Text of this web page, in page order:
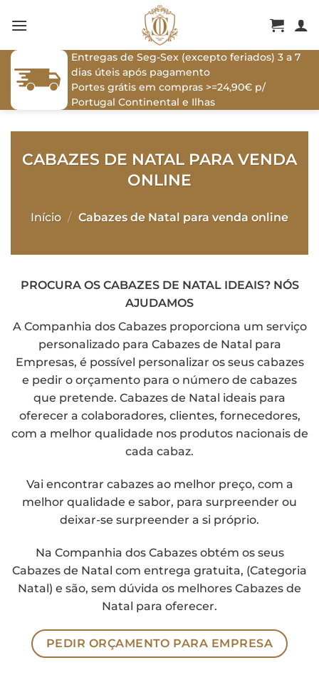
Entregas de Seg-Sex (excepto feriados) 3 a 7
dias úteis após pagamento
Portes grátis em compras >=24,90€ p/
Portugal Continental e Ilhas
CABAZES DE NATAL PARA VENDA
ONLINE
Início / Cabazes de Natal para venda online
PROCURA OS CABAZES DE NATAL IDEAIS? NÓS
AJUDAMOS
A Companhia dos Cabazes proporciona um serviço
personalizado para Cabazes de Natal para
Empresas, é possível personalizar os seus cabazes
e pedir o orçamento para o número de cabazes
que pretende. Cabazes de Natal ideais para
oferecer a colaboradores, clientes, fornecedores,
com a melhor qualidade nos produtos nacionais de
cada cabaz.
Vai encontrar cabazes ao melhor preço, com a
melhor qualidade e sabor, para surpreender ou
deixar-se surpreender a si próprio.
Na Companhia dos Cabazes obtém os seus
Cabazes de Natal com entrega gratuita, (Categoria
Natal) e são, sem dúvida os melhores Cabazes de
Natal para oferecer.
PEDIR ORÇAMENTO PARA EMPRESA